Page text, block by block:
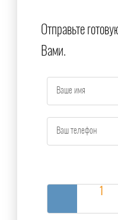
Отправьте
Вами.